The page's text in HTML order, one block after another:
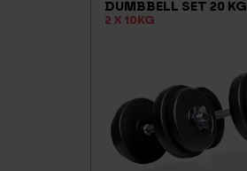
DUMBBELL SET 20 KG
2 X 10KG